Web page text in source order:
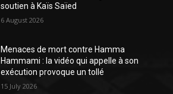
soutien à Kaïs Saïed
6 August 2026
Menaces de mort contre Hamma
Hammami : la vidéo qui appelle à son
exécution provoque un tollé
15 July 2026